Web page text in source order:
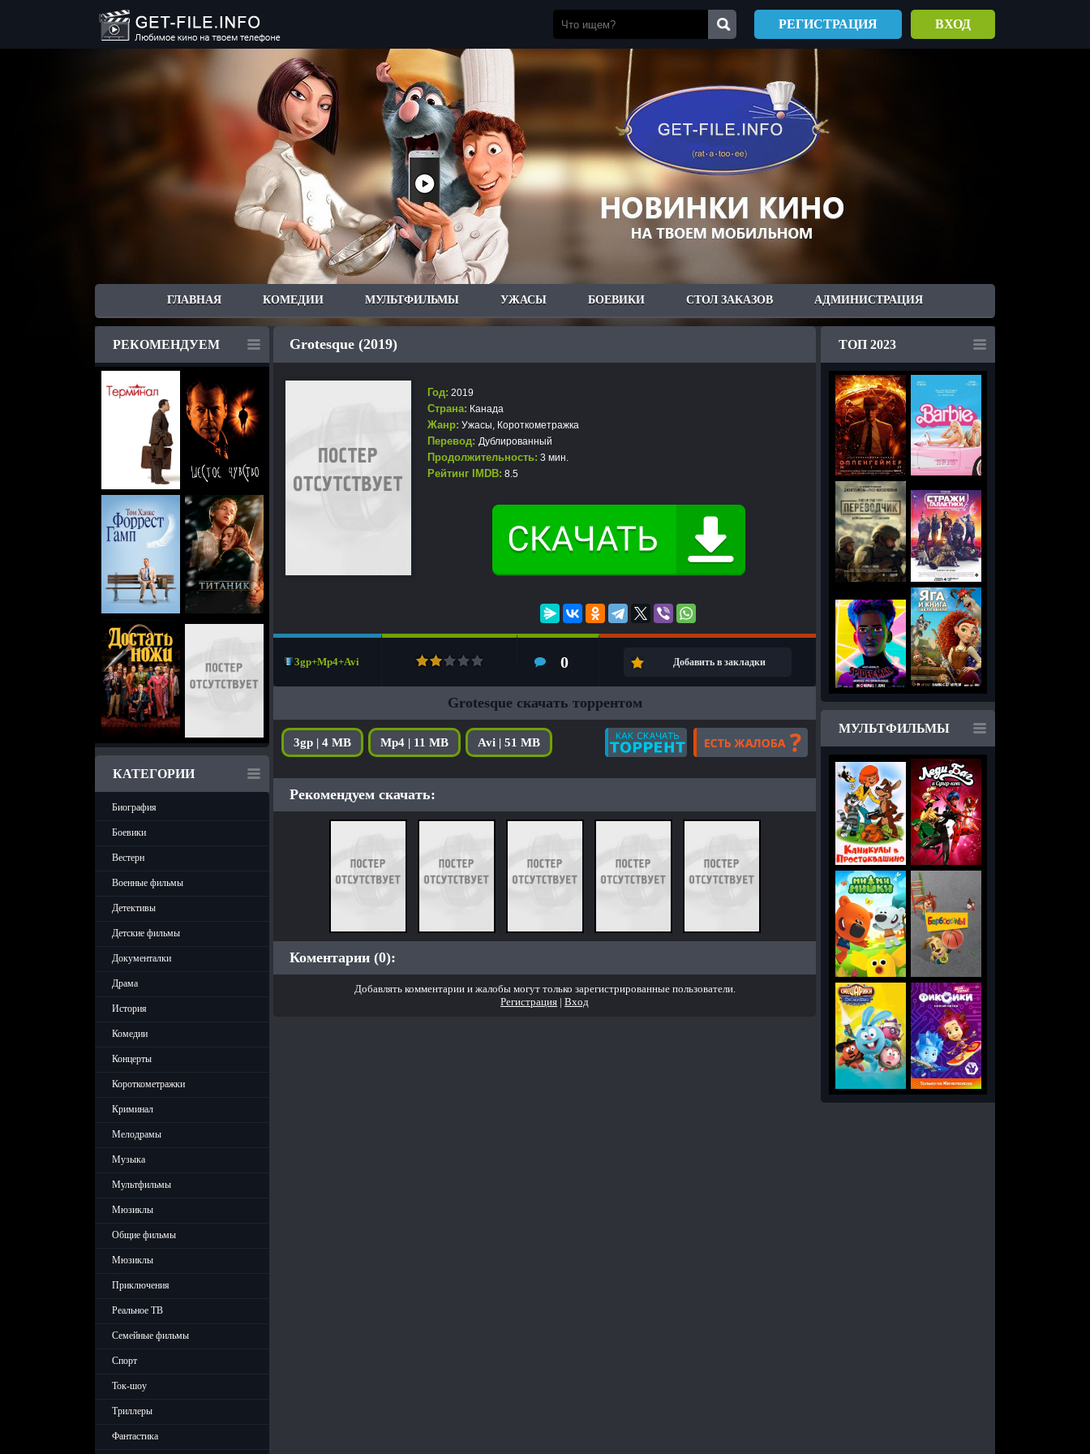
РЕГИСТРАЦИЯ ВХОД
ГЛАВНАЯ КОМЕДИИ МУЛЬТФИЛЬМЫ УЖАСЫ БОЕВИКИ СТОЛ ЗАКАЗОВ АДМИНИСТРАЦИЯ
РЕКОМЕНДУЕМ
КАТЕГОРИИ
Биография
Боевики
Вестерн
Военные фильмы
Детективы
Детские фильмы
Документалки
Драма
История
Комедии
Концерты
Короткометражки
Криминал
Мелодрамы
Музыка
Мультфильмы
Мюзиклы
Общие фильмы
Мюзиклы
Приключения
Реальное ТВ
Семейные фильмы
Спорт
Ток-шоу
Триллеры
Фантастика
Grotesque (2019)
Год: 2019
Страна: Канада
Жанр: Ужасы, Короткометражка
Перевод: Дублированный
Продолжительность: 3 мин.
Рейтинг IMDB: 8.5
3gp+Mp4+Avi 0 Добавить в закладки
Grotesque скачать торрентом
3gp | 4 MB Mp4 | 11 MB Avi | 51 MB
Рекомендуем скачать:
Коментарии (0):
Добавлять комментарии и жалобы могут только зарегистрированные пользователи.
Регистрация |Вход
ТОП 2023
МУЛЬТФИЛЬМЫ